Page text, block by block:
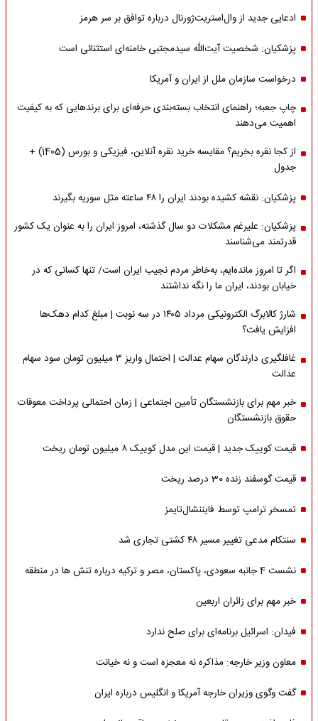
ادعایی جدید از وال‌استریت‌ژورنال درباره توافق بر سر هرمز
پزشکیان: شخصیت آیت‌الله سیدمجتبی خامنه‌ای استثنائی است
درخواست سازمان ملل از ایران و آمریکا
چاپ جعبه؛ راهنمای انتخاب بسته‌بندی حرفه‌ای برای برندهایی که به کیفیت
اهمیت می‌دهند
از کجا نقره بخریم؟ مقایسه خرید نقره آنلاین، فیزیکی و بورس (1405) +
جدول
پزشکیان: نقشه کشیده بودند ایران را ۴۸ ساعته مثل سوریه بگیرند
پزشکیان: علیرغم مشکلات دو سال گذشته، امروز ایران را به عنوان یک کشور
قدرتمند می‌شناسند
اگر تا امروز مانده‌ایم، به‌خاطر مردم نجیب ایران است/ تنها کسانی که در
خیابان بودند، ایران ما را نگه نداشتند
شارژ کالابرگ الکترونیکی مرداد ۱۴۰۵ در سه نوبت | مبلغ کدام دهک‌ها
افزایش یافت؟
غافلگیری دارندگان سهام عدالت | احتمال واریز ۳ میلیون تومان سود سهام
عدالت
خبر مهم برای بازنشستگان تأمین اجتماعی | زمان احتمالی پرداخت معوقات
حقوق بازنشستگان
قیمت کوییک جدید | قیمت این مدل کوییک ۸ میلیون تومان ریخت
قیمت گوسفند زنده 30 درصد ریخت
تمسخر ترامپ توسط فایننشال‌تایمز
سنتکام مدعی تغییر مسیر ۴۸ کشتی تجاری شد
نشست 4 جانبه سعودی، پاکستان، مصر و ترکیه درباره تنش ها در منطقه
خبر مهم برای زائران اربعین
فیدان: اسرائیل برنامه‌ای برای صلح ندارد
معاون وزیر خارجه: مذاکره نه معجزه است و نه خیانت
گفت وگوی وزیران خارجه آمریکا و انگلیس درباره ایران